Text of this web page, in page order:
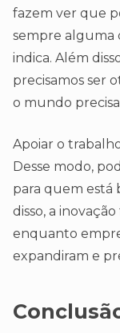
fazem ver que
sempre alguma
indica. Além
precisamos ser
o mundo precisa
Apoiar o
Desse modo,
para quem está
disso, a
enquanto
expandiram e